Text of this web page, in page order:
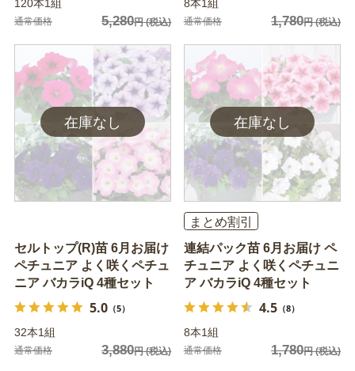
120本1組
通常価格 5,280円(税込)
8本1組
通常価格 1,780円(税込)
セルトップ(R)苗 6月お届け
ペチュニア よく咲くペチュ
ニア バカラiQ 4種セット
5.0（5）
32本1組
通常価格 3,880円(税込)
まとめ割引
連結パック苗 6月お届け ペ
チュニア よく咲くペチュニ
ア バカラiQ 4種セット
4.5（8）
8本1組
通常価格 1,780円(税込)